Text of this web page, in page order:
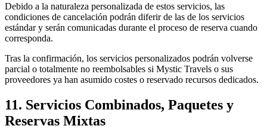
Debido a la naturaleza personalizada de estos servicios, las
condiciones de cancelación podrán diferir de las de los servicios
estándar y serán comunicadas durante el proceso de reserva cuando
corresponda.
Tras la confirmación, los servicios personalizados podrán volverse
parcial o totalmente no reembolsables si Mystic Travels o sus
proveedores ya han asumido costes o reservado recursos dedicados.
11. Servicios Combinados, Paquetes y
Reservas Mixtas